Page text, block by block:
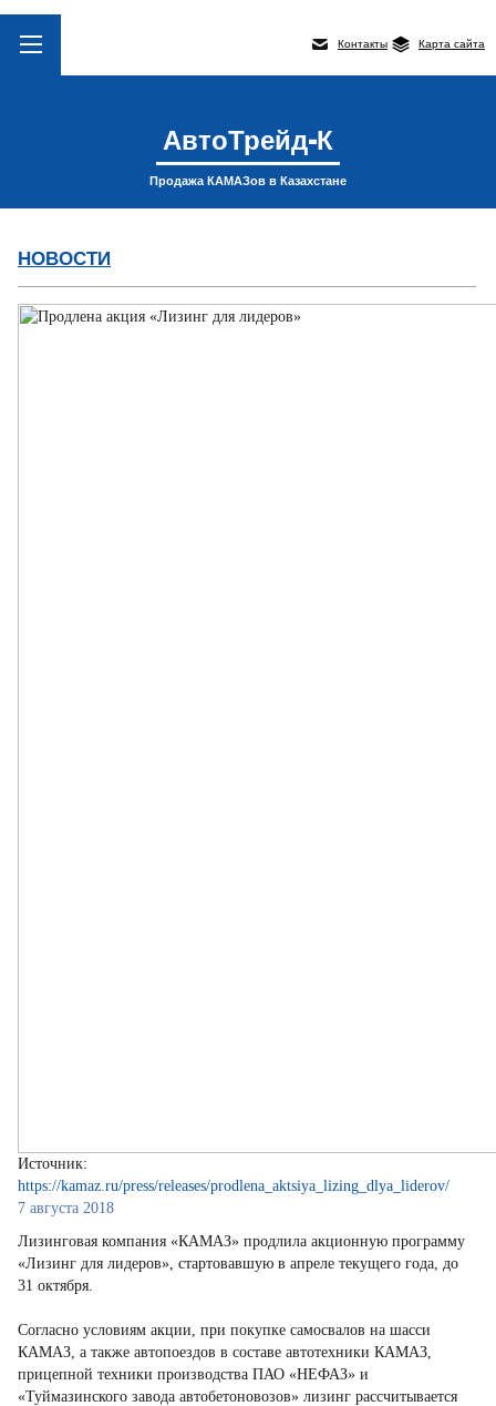
Контакты Карта сайта
АвтоТрейд-К
Продажа КАМАЗов в Казахстане
НОВОСТИ
Источник:
https://kamaz.ru/press/releases/prodlena_aktsiya_lizing_dlya_liderov/
7 августа 2018
Лизинговая компания «КАМАЗ» продлила акционную программу
«Лизинг для лидеров», стартовавшую в апреле текущего года, до
31 октября.
Согласно условиям акции, при покупке самосвалов на шасси
КАМАЗ, а также автопоездов в составе автотехники КАМАЗ,
прицепной техники производства ПАО «НЕФАЗ» и
«Туймазинского завода автобетоновозов» лизинг рассчитывается